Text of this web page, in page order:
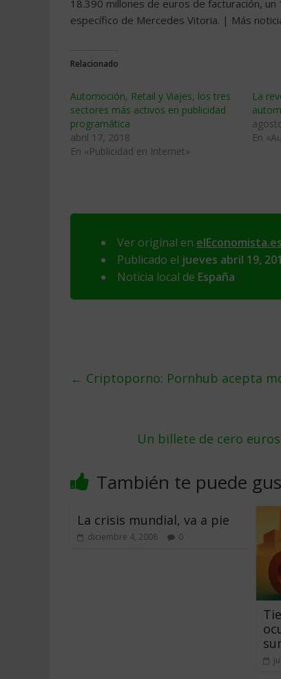
18.390 millones de euros de facturación,
específico de Mercedes Vitoria. | Más
Relacionado
Automoción, Retail y Viajes, los tres
sectores más activos en publicidad
programática
abril 17, 2018
En «Publicidad en Internet»
La
En
Ver original en elEconomista.es
Publicado el jueves abril 19,
Noticia local de España
← Criptoporno: Pornhub acepta
Un billete de cero
También te puede
La crisis mundial, va a pie
diciembre 4, 2008 0